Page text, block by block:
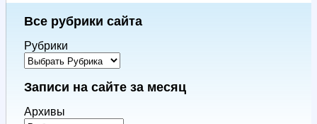
Все рубрики сайта
Рубрики
Записи на сайте за месяц
Архивы